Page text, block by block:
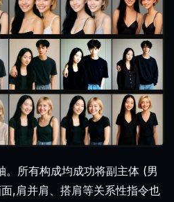
。所有构成均成功将副主体 (男
,肩并肩、搭肩等关系性指令也